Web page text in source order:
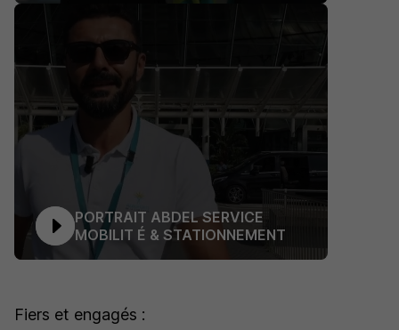
PORTRAIT ABDEL SERVICE
MOBILIT É & STATIONNEMENT
Fiers et engagés :